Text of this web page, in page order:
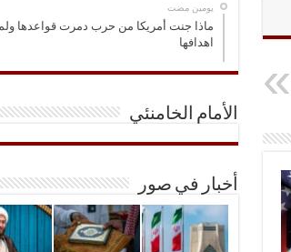
‏يومين مضت
ماذا جنت أمريكا من حرب دمرت قواعدها
اهدافها
الأمام الخامنئي
أخبار في صور